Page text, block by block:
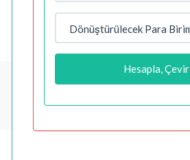
Hesapla, Çevir